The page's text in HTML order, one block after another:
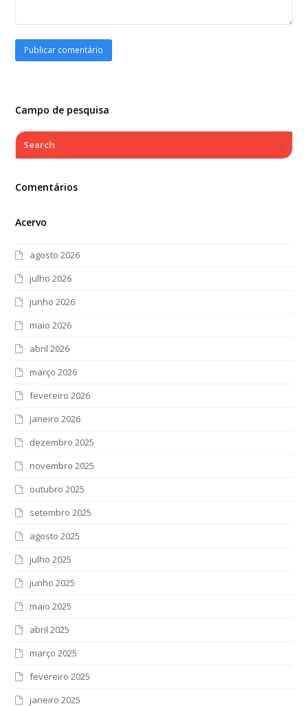
Campo de pesquisa
Search
Comentários
Acervo
agosto 2026
julho 2026
junho 2026
maio 2026
abril 2026
março 2026
fevereiro 2026
janeiro 2026
dezembro 2025
novembro 2025
outubro 2025
setembro 2025
agosto 2025
julho 2025
junho 2025
maio 2025
abril 2025
março 2025
fevereiro 2025
janeiro 2025